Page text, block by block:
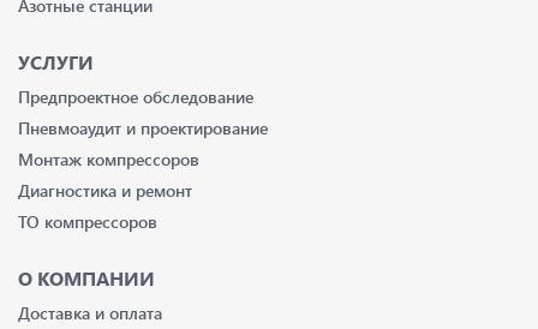
Азотные станции
УСЛУГИ
Предпроектное обследование
Пневмоаудит и проектирование
Монтаж компрессоров
Диагностика и ремонт
ТО компрессоров
О КОМПАНИИ
Доставка и оплата